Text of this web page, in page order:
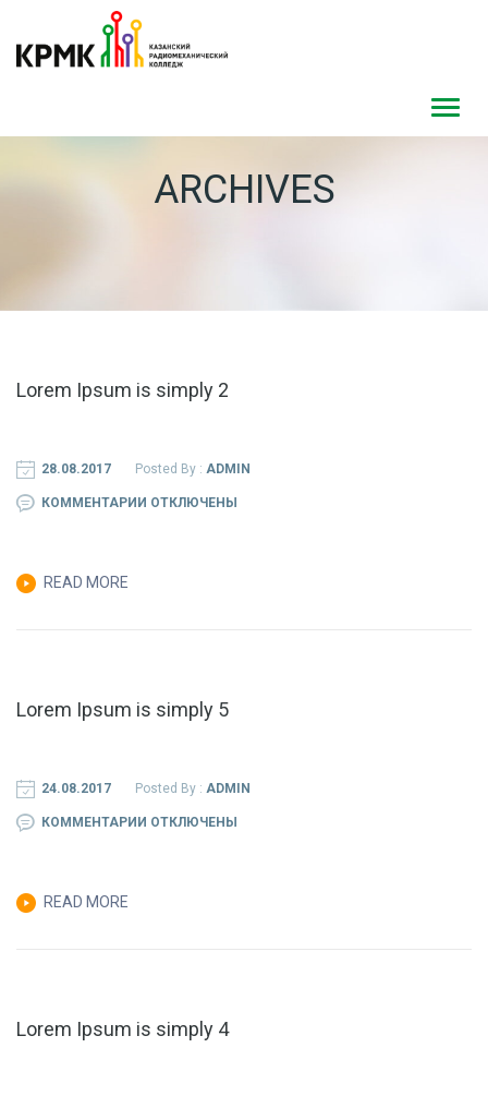
ARCHIVES
Lorem Ipsum is simply 2
28.08.2017 Posted By : ADMIN
КОММЕНТАРИИ КОТКЛЮЧЕНЫ
READ MORE
Lorem Ipsum is simply 5
24.08.2017 Posted By : ADMIN
КОММЕНТАРИИ КОТКЛЮЧЕНЫ
READ MORE
Lorem Ipsum is simply 4